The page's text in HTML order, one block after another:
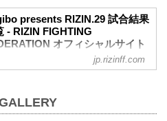
スペシャルマッチ
MMAルール：5分 3R（66.0kg）
り
）朝倉未来 vs. クレベル・コイケ
）
角絞め）
結果詳細
presents RIZIN.29 試合結果
- RIZIN FIGHTING
オフィシャルサイト
試合／BODYMAKER presents RIZIN
| 皇治 vs. 白鳥大珠 / Kouzi vs.
Shiratori - RIZIN.29
jp.rizinff.com